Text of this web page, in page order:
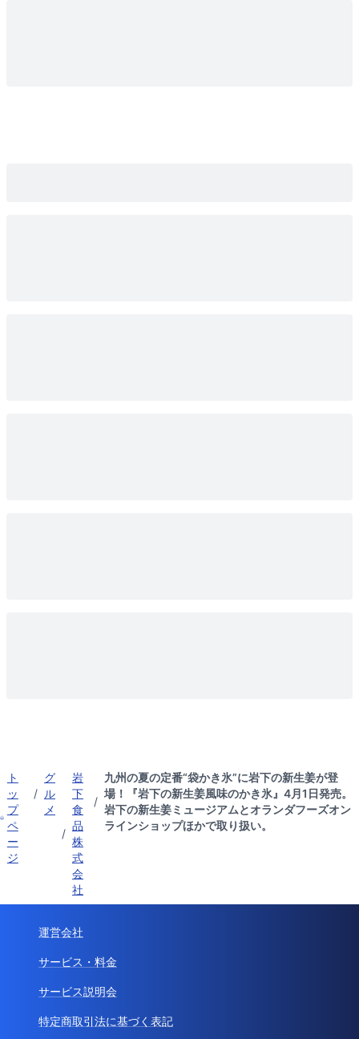
ト
ッ
プ
ペ
ー
ジ
/
グ
ル
メ
/
岩
下
食
品
株
式
会
社
/
九州の夏の定番“袋かき氷”に岩下の新生姜が登
場！『岩下の新生姜風味のかき氷』4月1日発売。
岩下の新生姜ミュージアムとオランダフーズオン
ラインショップほかで取り扱い。
運営会社
サービス・料金
サービス説明会
特定商取引法に基づく表記